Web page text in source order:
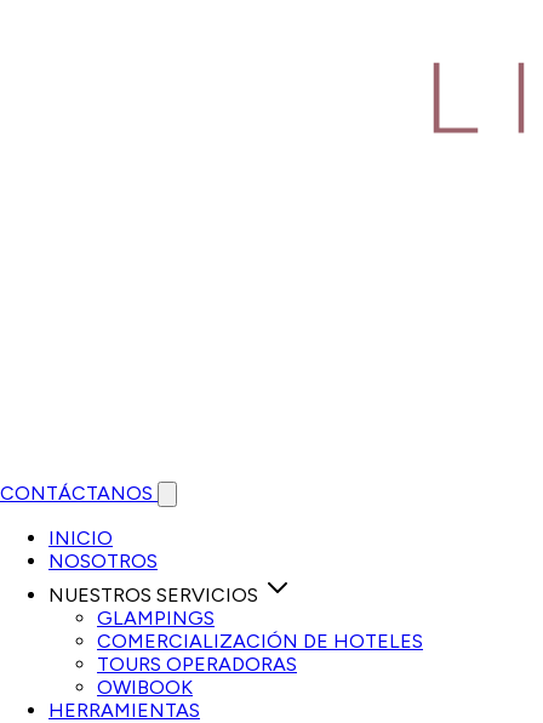
CONTÁCTANOS
INICIO
NOSOTROS
NUESTROS SERVICIOS
GLAMPINGS
COMERCIALIZACIÓN DE HOTELES
TOURS OPERADORAS
OWIBOOK
HERRAMIENTAS